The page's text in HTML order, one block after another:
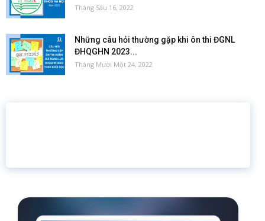
Tháng Sáu 16, 2022
Những câu hỏi thường gặp khi ôn thi ĐGNL
ĐHQGHN 2023...
Tháng Mười Một 24, 2022